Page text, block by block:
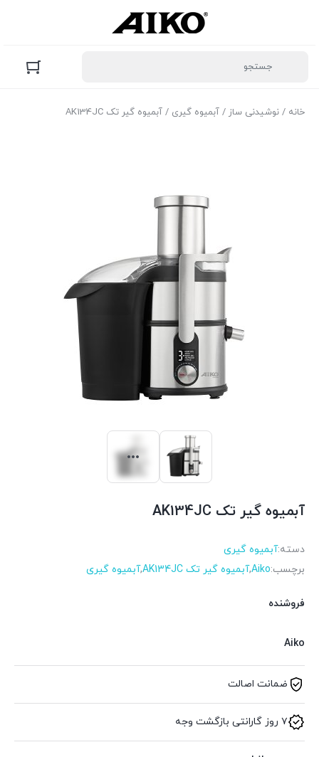
خانه / نوشیدنی ساز / آبمیوه گیری / آبمیوه گیر تک AK134JC
آبمیوه گیر تک AK134JC
دسته:آبمیوه گیری
برچسب:Aiko
,آبمیوه گیر تک AK134JC ,آبمیوه گیری
فروشنده
Aiko
ضمانت اصالت
۷ روز گارانتی بازگشت وجه